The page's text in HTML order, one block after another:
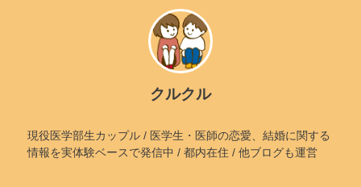
クルクル
現役医学部生カップル / 医学生・医師の恋愛、結婚に関する
情報を実体験ベースで発信中 / 都内在住 / 他ブログも運営